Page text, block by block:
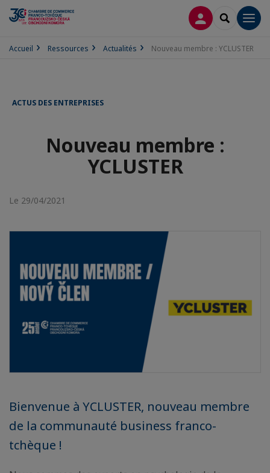
CONNEXION
Accueil Ressources Actualités Nouveau membre : YCLUSTER
ACTUS DES ENTREPRISES
Nouveau membre :
YCLUSTER
Le 29/04/2021
Bienvenue à YCLUSTER, nouveau membre
de la communauté business franco-
tchèque !